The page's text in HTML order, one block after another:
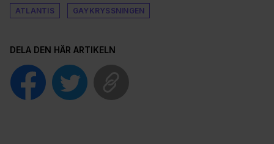
ATLANTIS GAYKRYSSNINGEN
DELA DEN HÄR ARTIKELN